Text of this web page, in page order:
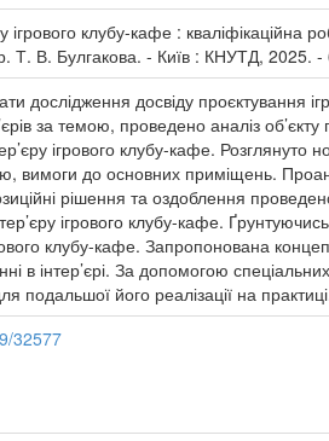
клубу-кафе : кваліфікаційна
Т. В. Булгакова. - Київ : КНУТД, 2025. -
дослідження досвіду
за темою, проведено аналіз
ігрового клубу-кафе.
вимоги до основних приміщень.
рішення та оздоблення
ігрового клубу-кафе.
клубу-кафе. Запропонована
в інтер’єрі. За допомогою
подальшої його реалізації на
32577